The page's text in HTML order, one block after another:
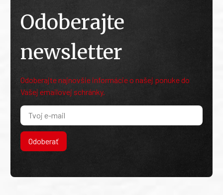
Odoberajte
newsletter
Odoberajte najnovšie informácie o našej ponuke do
Vašej emailovej schránky.
Odoberať